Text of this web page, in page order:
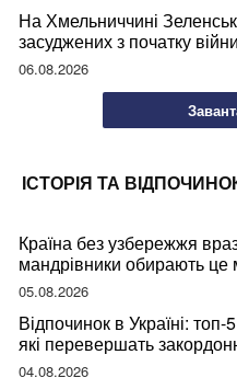
На Хмельниччині
засуджених з початку війни
06.08.2026
ІСТОРІЯ ТА
Країна без узбережжя
мандрівники обирають це
05.08.2026
Відпочинок в Україні: топ-
які перевершать
04.08.2026